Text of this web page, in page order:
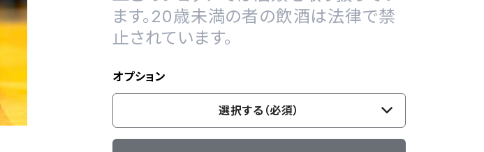
ます。20歳未満の者の飲酒は法律で禁
止されています。
オプション
選択する（必須）